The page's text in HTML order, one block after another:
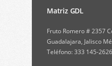
Matriz GDL
Fruto Romero # 2357
Guadalajara, Jalisco
Teléfono: 333 145-2626